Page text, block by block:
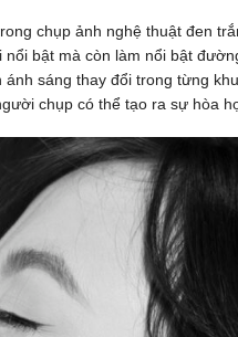
chụp ảnh nghệ thuật đen
bật mà còn làm nổi bật
sáng thay đổi trong từng
chụp có thể tạo ra sự hòa